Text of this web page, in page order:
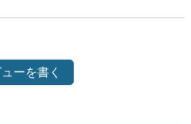
ーを書く